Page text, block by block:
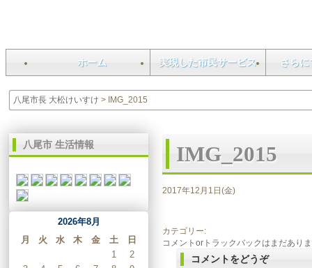
ホーム 実現した市民サービス さら
八尾市長 大松けいすけ > IMG_2015
IMG_2015
2017年12月1日(金)
カテゴリー:
コメントorトラックバックはまだあり
コメントをどうぞ
八尾市 生活情報
2026年8月
月
火 水 木 金 土
日
1
2